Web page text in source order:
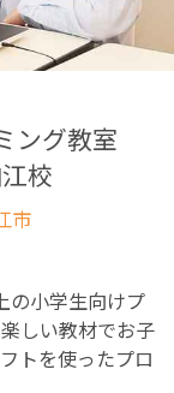
ング教室
校
市
小学生向けプ
しい教材でお子
トを使ったプロ